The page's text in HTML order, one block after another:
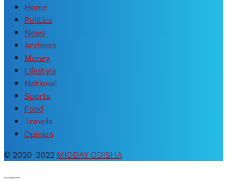
Home
Politics
News
Archives
Money
Lifestyle
National
Sports
Food
Travels
Opinion
© 2020-2022 MIDDAY ODISHA